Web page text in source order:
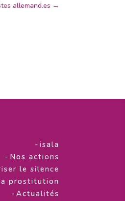
allemand.es →
- isala
- Nos actions
le silence
prostitution
- Actualités